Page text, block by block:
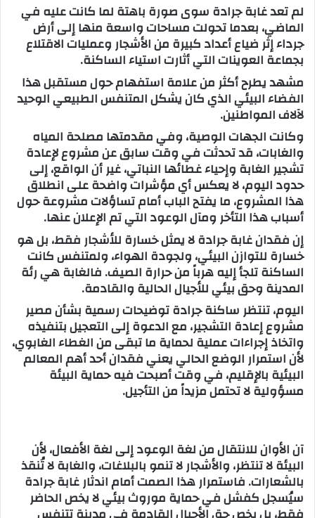
إ
ك
ر
و
ن
ي
ا
لم تعد غابة جرادة سوى صورة باهتة لما كانت عليه في
الماضي، بعدما تحولت مساحات واسعة منها إلى أرض
جرداء إثر ضياع أعداد كبيرة من الأشجار وعمليات الاقتلاع
بجماعة العوينات التي أثارت استياء الساكنة.
مشهد يطرح أكثر من علامة استفهام حول مستقبل هذا
الفضاء البيئي الذي كان يشكل المتنفس الطبيعي الوحيد
لآلاف المواطنين.
وكانت الجهات الوصية، وفي مقدمتها مصلحة المياه
والغابات، قد تحدثت في وقت سابق عن مشروع لإعادة
تشجير الغابة وإحياء غطائها النباتي، غير أن الواقع، إلى
حدود اليوم، لا يعكس أي مؤشرات واضحة على انطلاق
هذا المشروع، ما يفتح الباب أمام تساؤلات مشروعة حول
أسباب هذا التأخر ومآل الوعود التي تم الإعلان عنها.
إن فقدان غابة جرادة لا يمثل خسارة للأشجار فقط، بل هو
خسارة للتوازن البيئي، ولجودة الهواء، ولمتنفس كانت
الساكنة تلجأ إليه هرباً من حرارة الصيف. فالغابة هي رئة
المدينة وحق بيئي للأجيال الحالية والقادمة.
اليوم، تنتظر ساكنة جرادة توضيحات رسمية بشأن مصير
مشروع إعادة التشجير، مع الدعوة إلى التعجيل بتنفيذه
واتخاذ إجراءات عملية لحماية ما تبقى من الغطاء الغابوي،
لأن استمرار الوضع الحالي يعني فقدان أحد أهم المعالم
البيئية بالإقليم، في وقت أصبحت فيه حماية البيئة
مسؤولية لا تحتمل مزيداً من التأجيل.
آن الأوان للانتقال من لغة الوعود إلى لغة الأفعال، لأن
البيئة لا تنتظر، والأشجار لا تنمو بالبلاغات، والغابة لا تُنقذ
بالشعارات. فاستمرار هذا الصمت أمام اندثار غابة جرادة
سيُسجل كفشل في حماية موروث بيئي لا يخص الحاضر